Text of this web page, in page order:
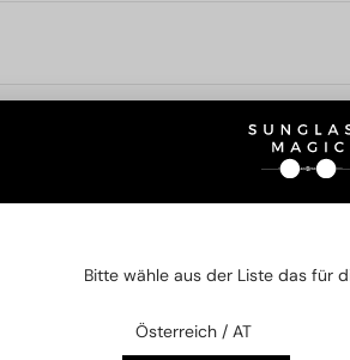
SIE AUCH
Bitte wähle aus der Liste das für
Österreich / AT